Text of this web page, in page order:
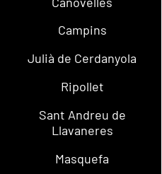
Campins
Julià de Cerdanyola
Ripollet
Sant Andreu de
Llavaneres
Masquefa